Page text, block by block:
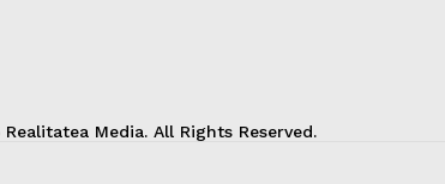
Media. All Rights Reserved.